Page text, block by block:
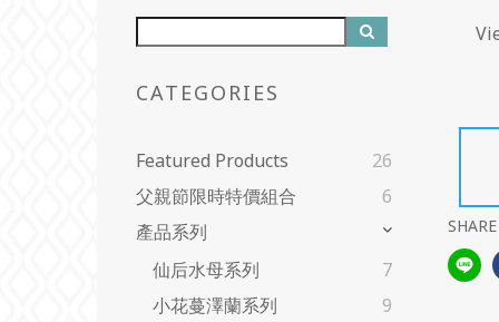
CATEGORIES
Featured Products
26
父親節限時特價組合
6
產品系列
仙后水母系列
7
小花蔓澤蘭系列
9
SHARE